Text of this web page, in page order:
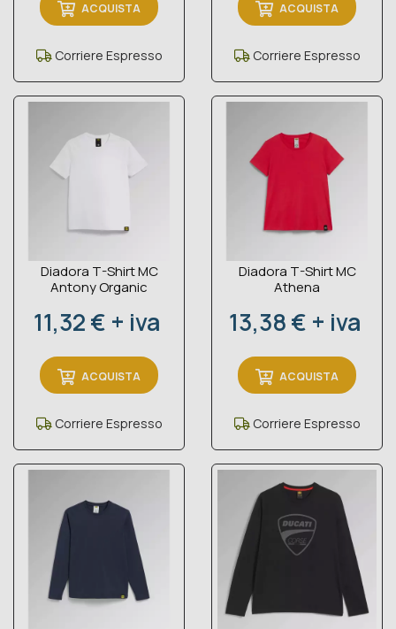
ACQUISTA
Corriere Espresso
ACQUISTA
Corriere Espresso
Diadora T-Shirt MC
Antony Organic
Prezzo
11,32 € + iva
ACQUISTA
Corriere Espresso
Diadora T-Shirt MC
Athena
Prezzo
13,38 € + iva
ACQUISTA
Corriere Espresso